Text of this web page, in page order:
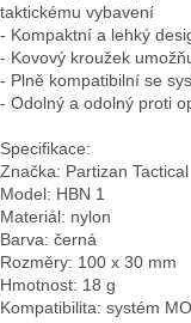
taktickému vybavení
- Kompaktní a lehký
- Kovový kroužek
- Plně kompatibilní se
- Odolný a odolný proti
Specifikace:
Značka: Partizan Tactical
Model: HBN 1
Materiál: nylon
Barva: černá
Rozměry: 100 x 30 mm
Hmotnost: 18 g
Kompatibilita: systém